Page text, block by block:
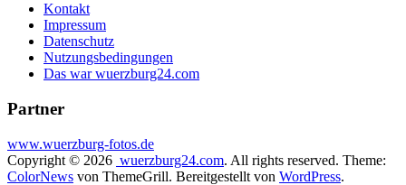
Kontakt
Impressum
Datenschutz
Nutzungsbedingungen
Das war wuerzburg24.com
Partner
www.wuerzburg-fotos.de
Copyright © 2026 wuerzburg24.com. All rights reserved. Theme:
ColorNews von ThemeGrill. Bereitgestellt von WordPress.